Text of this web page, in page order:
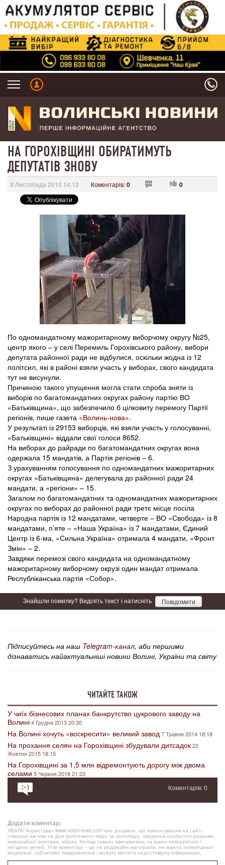
НА ГОРОХІВЩИНІ ОБИРАТИМУТЬ
ДЕПУТАТІВ ЗНОВУ
9 Листопада 2010 14:12 Коментарів:0 0
По одномандатному мажоритарному виборчому округу №25,
центр якого – у селі Перемиль Горохівського району, вибори
депутата районної ради не відбулися, оскільки жодна із 12
політсил, які в районі взяли участь у виборах, свого кандидата
тут не висунули.
Причиною такого упущення могла стати спроба зняти із
виборів по багатомандатних округах району партію ВО
«Батьківщина», що забезпечило б цілковиту перемогу Партії
регіонів, пише газета «Волинь-нова».
У результаті із 29153 виборців, які взяли участь у голосуванні,
«Батьківщині» віддали свої голоси 8652.
На виборах до райради по багатомандатних округах вона
одержала 15 мандатів, а Партія регіонів – 6.
З урахуванням голосування по одномандатних мажоритарних
округах «Батьківщина» делегувала до районної ради 24
мандати, а «регіони» – 15.
Загалом по багатомандатних та одномандатних мажоритарних
округах по виборах до районної ради третє місце посіла
Народна партія із 12 мандатами, четверте – ВО «Свобода» із 8
мандатами, п’яте – «Наша Україна» із 7 мандатами, Єдиний
Центр із 6-ма, «Сильна Україна» отримала 4 мандати, «Фронт
Змін» – 2.
Завдяки перемозі свого кандидата на одномандатному
мажоритарному виборчому окрузі один мандат отримала
Республіканська партія «Собор».
Знайшли помилку? Виділіть текст і натисніть Повідомити
Підписуйтесь на наш Telegram-канал, аби першими
дізнаватись найактуальніші новини Волині, України та світу
ЧИТАЙТЕ ТАКОЖ
У чиїх бізнесових планах банкрутство цукрового заводу на
Волині4 Грудня 2013 20:30
На Волині хочуть «воскресити» великий завод7 Травня 2014 18:18
На прохання селян на Горохівщині збудували дитсадок22
Жовтня 2015 18:15
На Горохівщині за 1,5 млн відремонтують дорогу між двома
селами5 Червня 2018 21:23
Коментарів: 0
Додати коментар:
УВАГА! Користувач www.volynnews.com має розуміти, що коментування на сайті
створені аж ніяк не для політичного піару чи антипіару, зведення особистих рахунків,
комерційної реклами, образ, безпідставних звинувачень та інших некоректних і
негідних речей. Утім коментарі – це не редакційні матеріали, не мають попередньої
модерації, суб’єктивні повідомлення і можуть містити недостовірну інформацію.